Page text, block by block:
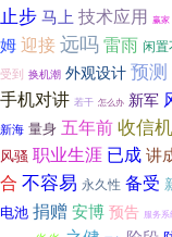
止步马上 技术应用 赢家
姆迎接远吗雷雨 闲置
受到 换机潮 外观设计 预测
手机对讲 若干 怎么办 新军
新海 量身 五年前收信机
风骚 职业生涯 已成讲
合 不容易 永久性 备受
电池 捐赠安博 预告 服务系